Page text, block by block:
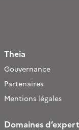
Theia
Gouvernance
Partenaires
Mentions légales
Domaines